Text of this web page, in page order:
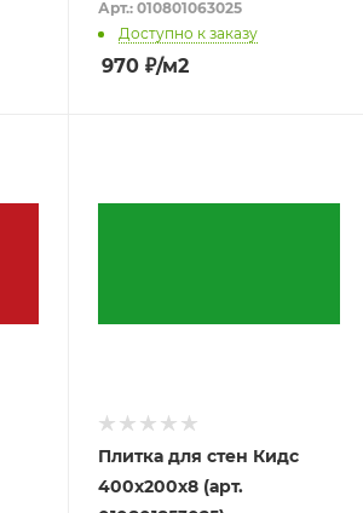
Доступно к заказу
Арт.: 010801063025
970 ₽/м2
Плитка для стен Кидс
400х200х8 (арт.